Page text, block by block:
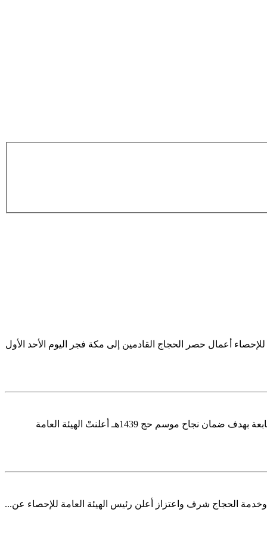
الهيئة العامة للإحصاء تُباشر عمليات حصر الحجاج لموسم حج 1439هـ بدأت الهيئة العامة للإحصاء أعمال حصر الحجاج القادمين إلى مكة فجر اليوم الأحد الأول
بقوى عاملة تتجاوز الـ 7.300 مشرفٍ، وأكثر من 1480 مركبةً في الميدان "الإحصاء": ستُّ جهات حكومية تتكامل لتُقدِّم خدمات الإشراف والمتابعة بهدف ضمان نجاح موسم حج 1439هـ أعلنتْ الهيئة العامة